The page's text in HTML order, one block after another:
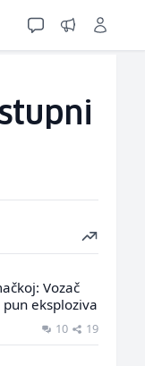
Vozač
eksploziva
10 19